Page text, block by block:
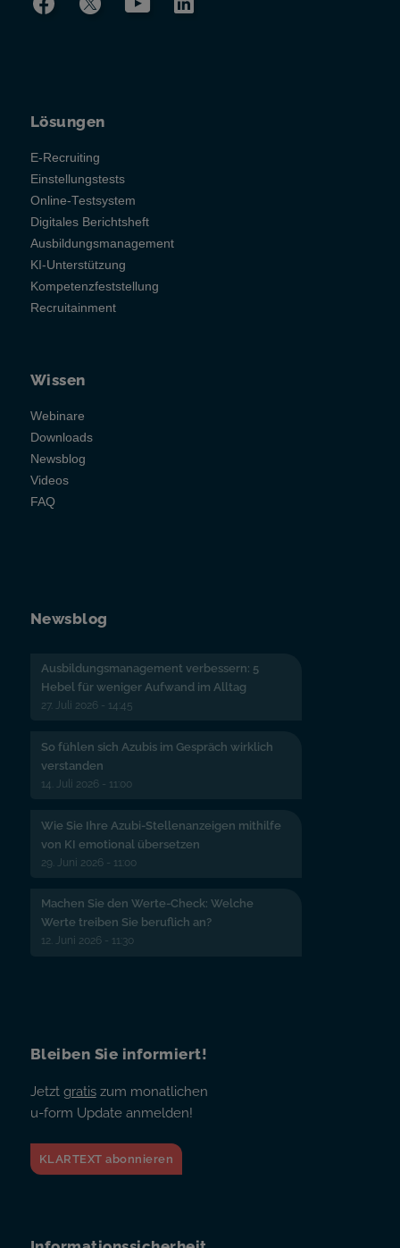
Lösungen
E-Recruiting
Einstellungstests
Online-Testsystem
Digitales Berichtsheft
Ausbildungsmanagement
KI-Unterstützung
Kompetenzfeststellung
Recruitainment
Wissen
Webinare
Downloads
Newsblog
Videos
FAQ
Newsblog
Ausbildungsmanagement verbessern: 5
Hebel für weniger Aufwand im Alltag
27. Juli 2026 - 14:45
So fühlen sich Azubis im Gespräch wirklich
verstanden
14. Juli 2026 - 11:00
Wie Sie Ihre Azubi-Stellenanzeigen mithilfe
von KI emotional übersetzen
29. Juni 2026 - 11:00
Machen Sie den Werte-Check: Welche
Werte treiben Sie beruflich an?
12. Juni 2026 - 11:30
Bleiben Sie informiert!
Jetzt gratiszum monatlichen
u-form Update anmelden!
KLARTEXT abonnieren